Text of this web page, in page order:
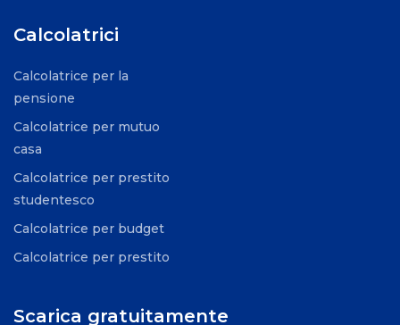
Calcolatrici
Calcolatrice per la
pensione
Calcolatrice per mutuo
casa
Calcolatrice per prestito
studentesco
Calcolatrice per budget
Calcolatrice per prestito
Scarica gratuitamente